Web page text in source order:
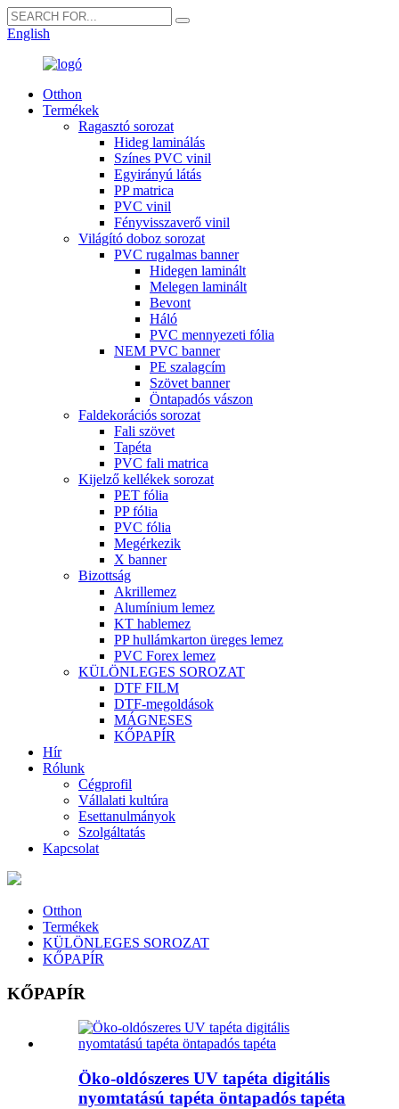
English
Otthon
Termékek
Ragasztó sorozat
Hideg laminálás
Színes PVC vinil
Egyirányú látás
PP matrica
PVC vinil
Fényvisszaverő vinil
Világító doboz sorozat
PVC rugalmas banner
Hidegen laminált
Melegen laminált
Bevont
Háló
PVC mennyezeti fólia
NEM PVC banner
PE szalagcím
Szövet banner
Öntapadós vászon
Faldekorációs sorozat
Fali szövet
Tapéta
PVC fali matrica
Kijelző kellékek sorozat
PET fólia
PP fólia
PVC fólia
Megérkezik
X banner
Bizottság
Akrillemez
Alumínium lemez
KT hablemez
PP hullámkarton üreges lemez
PVC Forex lemez
KÜLÖNLEGES SOROZAT
DTF FILM
DTF-megoldások
MÁGNESES
KŐPAPÍR
Hír
Rólunk
Cégprofil
Vállalati kultúra
Esettanulmányok
Szolgáltatás
Kapcsolat
Otthon
Termékek
KÜLÖNLEGES SOROZAT
KŐPAPÍR
KŐPAPÍR
Öko-oldószeres UV tapéta digitális
nyomtatású tapéta öntapadós tapéta